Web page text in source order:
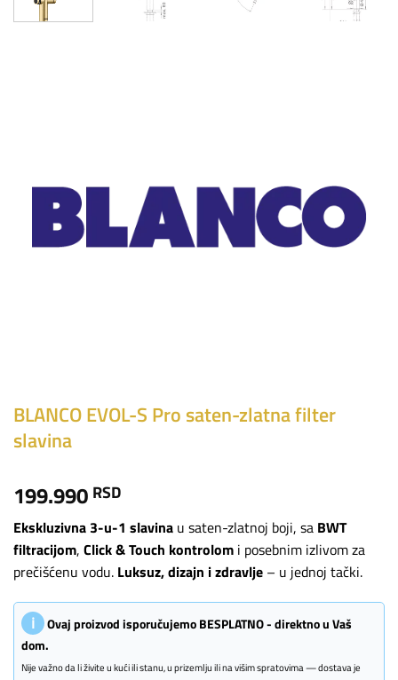
BLANCO EVOL-S Pro saten-zlatna filter
slavina
199.990 RSD
Ekskluzivna 3-u-1 slavina u saten-zlatnoj boji, sa BWT
filtracijom, Click & Touch kontrolom i posebnim izlivom za
prečišćenu vodu. Luksuz, dizajn i zdravlje – u jednoj tački.
ℹ
Ovaj proizvod isporučujemo BESPLATNO - direktno u Vaš
dom.
Nije važno da li živite u kući ili stanu, u prizemlju ili na višim spratovima — dostava je